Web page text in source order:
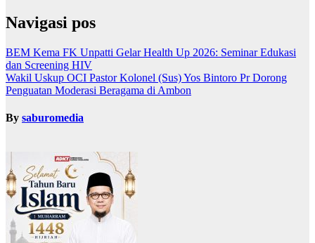
Navigasi pos
BEM Kema FK Unpatti Gelar Health Up 2026: Seminar Edukasi
dan Screening HIV
Wakil Uskup OCI Pastor Kolonel (Sus) Yos Bintoro Pr Dorong
Penguatan Moderasi Beragama di Ambon
By saburomedia